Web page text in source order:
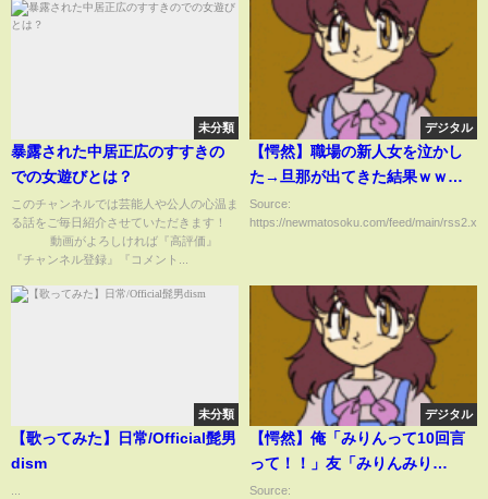
未分類
暴露された中居正広のすすきの
での女遊びとは？
このチャンネルでは芸能人や公人の心温ま
る話をご毎日紹介させていただきます！
動画がよろしければ『高評価』
『チャンネル登録』『コメント...
デジタル
【愕然】職場の新人女を泣かし
た→旦那が出てきた結果ｗｗｗ
ｗｗｗ
Source:
https://newmatosoku.com/feed/main/
未分類
【歌ってみた】日常/Official髭男
dism
デジタル
【愕然】俺「みりんって10回言
って！！」友「みりんみり
ん…」俺「口の臭い動物は？(爆
Source: